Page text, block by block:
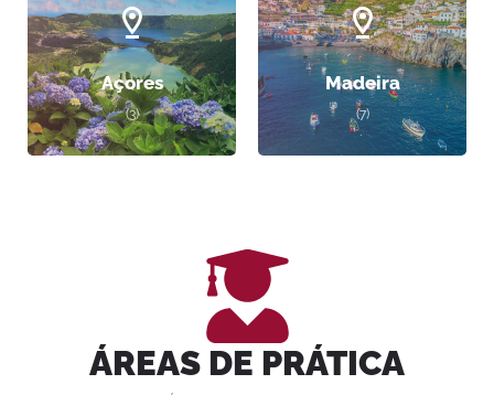
Açores
(3)
Madeira
(7)
ÁREAS DE PRÁTICA